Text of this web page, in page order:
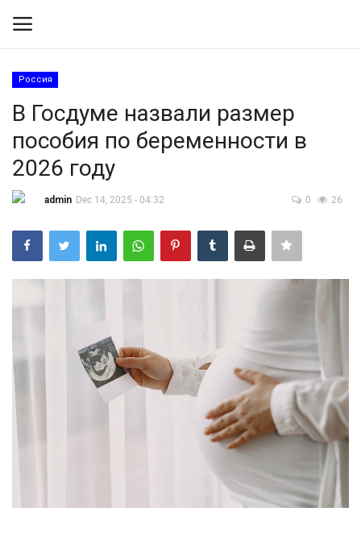
Контакты
Правила размещения
Экономика
Технологии
Туризм
Недвижимость
Здоровье
Россия
В Госдуме назвали размер
пособия по беременности в
2026 году
admin Dec 14, 2025 - 04:32 0 26